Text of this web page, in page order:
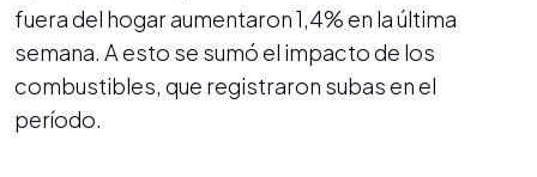
fuera del hogar aumentaron 1,4% en la última
semana. A esto se sumó el impacto de los
combustibles, que registraron subas en el
período.